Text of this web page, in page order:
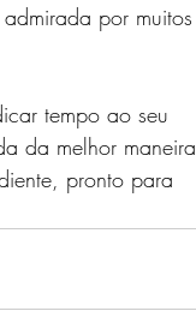
por muitos
tempo ao seu
da melhor maneira
pronto para